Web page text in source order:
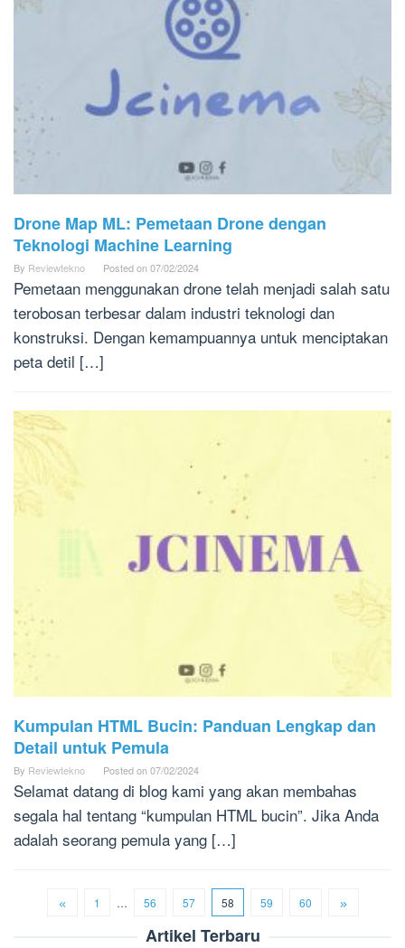
Drone Map ML: Pemetaan Drone dengan
Teknologi Machine Learning
By Reviewtekno Posted on07/02/2024
Pemetaan menggunakan drone telah menjadi salah satu
terobosan terbesar dalam industri teknologi dan
konstruksi. Dengan kemampuannya untuk menciptakan
peta detil […]
Kumpulan HTML Bucin: Panduan Lengkap dan
Detail untuk Pemula
By Reviewtekno Posted on07/02/2024
Selamat datang di blog kami yang akan membahas
segala hal tentang “kumpulan HTML bucin”. Jika Anda
adalah seorang pemula yang […]
1 … 56 57 58 59 60
Artikel Terbaru